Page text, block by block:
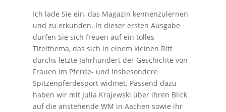
Ich lade Sie ein, das Magazin kennenzulernen
und zu erkunden. In dieser ersten Ausgabe
dürfen Sie sich freuen auf ein tolles
Titelthema, das sich in einem kleinen Ritt
durchs letzte Jahrhundert der Geschichte von
Frauen im Pferde- und insbesondere
Spitzenpferdesport widmet. Passend dazu
haben wir mit Julia Krajewski über ihren Blick
auf die anstehende WM in Aachen sowie ihr